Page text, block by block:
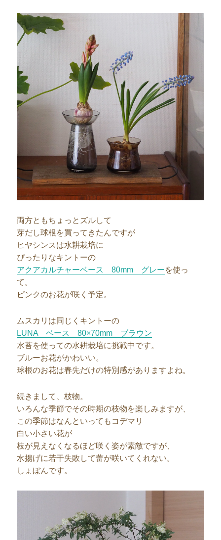
両方ともちょっとズルして
芽だし球根を買ってきたんですが
ヒヤシンスは水耕栽培に
ぴったりなキントーの
アクアカルチャーベース 80mm グレーを使っ
て。
ピンクのお花が咲く予定。
ムスカリは同じくキントーの
LUNA ベース 80×70mm ブラウン
水苔を使っての水耕栽培に挑戦中です。
ブルーお花がかわいい。
球根のお花は春先だけの特別感がありますよね。
続きまして、枝物。
いろんな季節でその時期の枝物を楽しみますが、
この季節はなんといってもコデマリ
白い小さい花が
枝が見えなくなるほど咲く姿が素敵ですが、
水揚げに若干失敗して蕾が咲いてくれない。
しょぼんです。